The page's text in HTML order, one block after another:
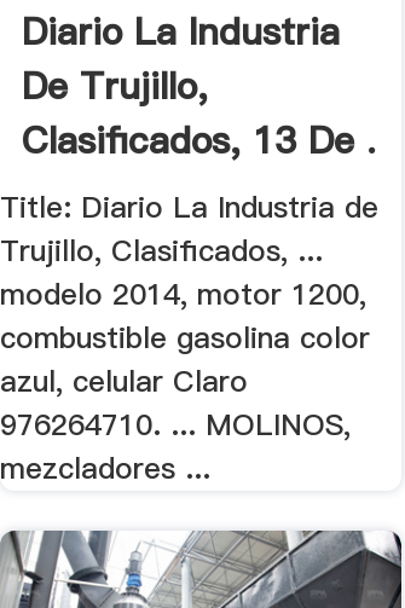
Diario La Industria
De Trujillo,
Clasificados, 13 De .
Title: Diario La Industria de
Trujillo, Clasificados, ...
modelo 2014, motor 1200,
combustible gasolina color
azul, celular Claro
976264710. ... MOLINOS,
mezcladores ...